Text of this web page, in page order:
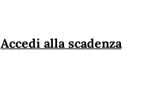
Accedi alla scadenza